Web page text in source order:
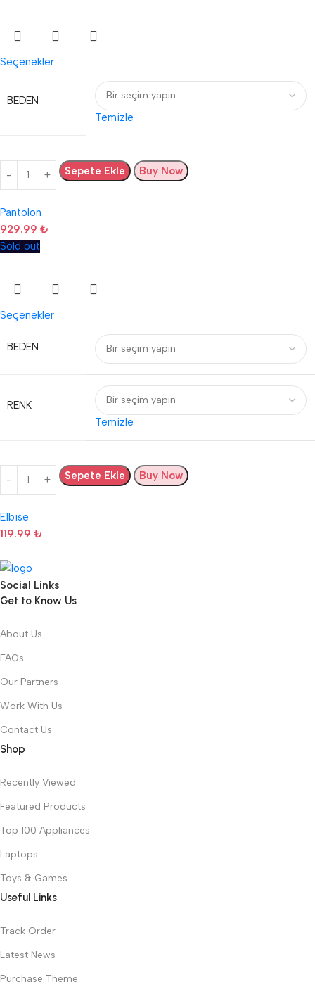
Seçenekler
BEDEN
Temizle
Sepete Ekle Buy Now
Pantolon
929.99 ₺
Sold out
Seçenekler
BEDEN
RENK
Temizle
Sepete Ekle Buy Now
Elbise
119.99 ₺
Social Links
Get to Know Us
About Us
FAQs
Our Partners
Work With Us
Contact Us
Shop
Recently Viewed
Featured Products
Top 100 Appliances
Laptops
Toys & Games
Useful Links
Track Order
Latest News
Purchase Theme